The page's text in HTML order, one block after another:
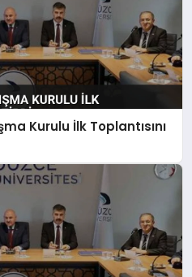
Kurulu İlk Toplantısını